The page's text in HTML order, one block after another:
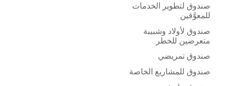
صندوق لتطوير الخدمات
للمعوَّقين
صندوق لأولاد وشبيبة
متعرضين للخطر
صندوق تمريضي
صندوق للمشاريع الخاصة